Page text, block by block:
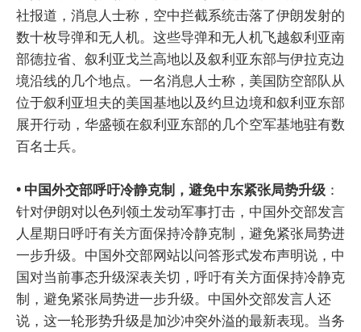
社报道，消息人士称，空中拦截系统击落了伊朗发射的
数十枚导弹和无人机。这些导弹和无人机飞越叙利亚南
部德拉省、叙利亚戈兰高地以及叙利亚东部与伊拉克边
境沿线的几个地点。一名消息人士称，美国防空部队从
位于叙利亚坦夫的美国基地以及约旦边境和叙利亚东部
展开行动，华盛顿在叙利亚东部的几个空军基地驻有数
百名士兵。
• 中国外交部呼吁冷静克制，避免中东紧张局势升级 ：
针对伊朗对以色列领土发动军事打击，中国外交部发言
人星期日呼吁有关方面保持冷静克制，避免紧张局势进
一步升级。中国外交部网站以问答形式发布声明说，中
国对当前事态升级深表关切，呼吁有关方面保持冷静克
制，避免紧张局势进一步升级。中国外交部发言人还
说，这一轮形势升级是加沙冲突外溢的最新表现。当务